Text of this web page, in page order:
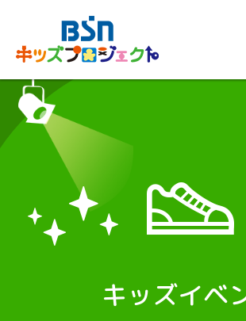
SDGs de
はぐくむコラム
親バカグラム 動画コンテンツ
読み聞かせ・出前授業
ハロー
子育て応援隊！
キッズイベ